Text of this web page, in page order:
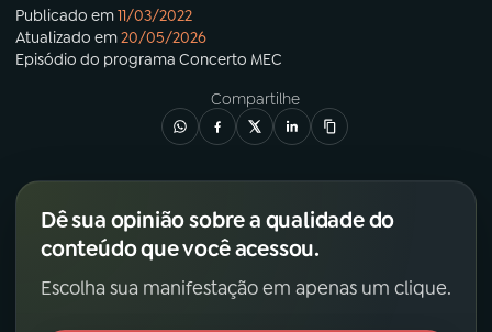
Publicado em11/03/2022
Atualizado em20/05/2026
Episódio do programa Concerto MEC
Compartilhe
Dê sua opinião sobre a qualidade do
conteúdo que você acessou.
Escolha sua manifestação em apenas um clique.